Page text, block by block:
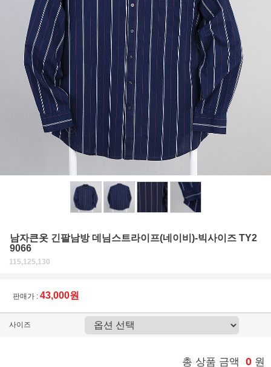
남자큰옷 긴팔남방 데님스트라이프(네이비)-빅사이즈 TY2
9066
115,125,130
판매가 : 43,000원
사이즈
총 상품 금액 0 원